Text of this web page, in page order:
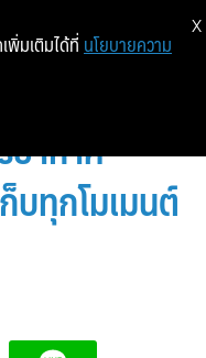
อแคมเปญ
ากาศ
บทุกโมเมนต์
พิ่มเติมได้ที่ นโยบายความ
X